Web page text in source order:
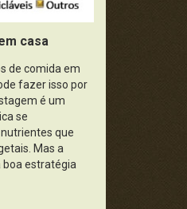
casa
de comida em
fazer isso por
é um
se
que
Mas a
boa estratégia